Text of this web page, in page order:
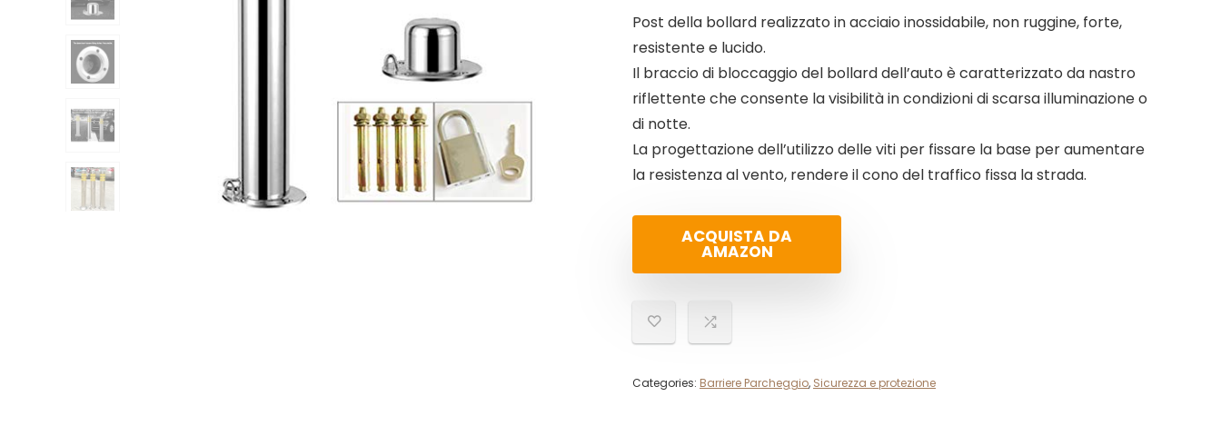
Post della bollard realizzato in acciaio inossidabile, non ruggine, forte,
resistente e lucido.
Il braccio di bloccaggio del bollard dell’auto è caratterizzato da nastro
riflettente che consente la visibilità in condizioni di scarsa illuminazione o
di notte.
La progettazione dell’utilizzo delle viti per fissare la base per aumentare
la resistenza al vento, rendere il cono del traffico fissa la strada.
ACQUISTA DA
AMAZON
Categories: Barriere Parcheggio, Sicurezza e protezione